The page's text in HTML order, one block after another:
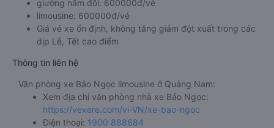
giường nằm đôi: 600000đ/vé
limousine: 600000đ/vé
Giá vé xe ổn định, không tăng giảm đột xuất trong các
dịp Lễ, Tết cao điểm
Thông tin liên hệ
Văn phòng xe Bảo Ngọc limousine ở Quảng Nam:
Xem địa chỉ văn phòng nhà xe Bảo Ngọc:
https://vexere.com/vi-VN/xe-bao-ngoc
Điện thoại: 1900 888684